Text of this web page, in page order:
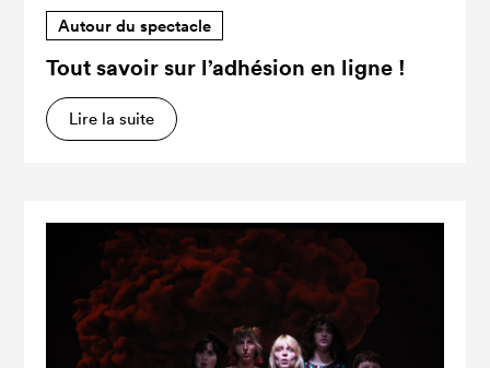
Autour du spectacle
Tout savoir sur l’adhésion en ligne !
Lire la suite